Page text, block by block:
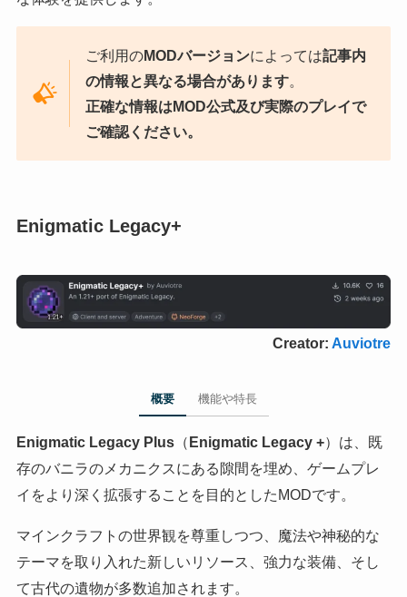
ご利用のMODバージョンによっては記事内
の情報と異なる場合があります。
正確な情報はMOD公式及び実際のプレイで
ご確認ください。
Enigmatic Legacy+
Creator:Auviotre
概要 機能や特長
Enigmatic Legacy Plus（Enigmatic Legacy +）は、既
存のバニラのメカニクスにある隙間を埋め、ゲームプレ
イをより深く拡張することを目的としたMODです。
マインクラフトの世界観を尊重しつつ、魔法や神秘的な
テーマを取り入れた新しいリソース、強力な装備、そし
て古代の遺物が多数追加されます。